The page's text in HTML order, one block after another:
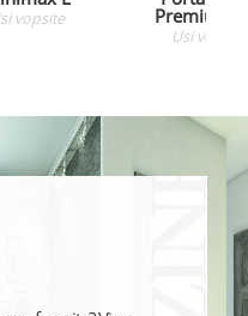
vopsite Premium
Usi vopsite